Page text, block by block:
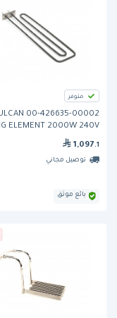
متوفر
00-426635-00002
ELEMENT 2000W 240V
1,097 .1
توصيل مجاني
بائع موثق